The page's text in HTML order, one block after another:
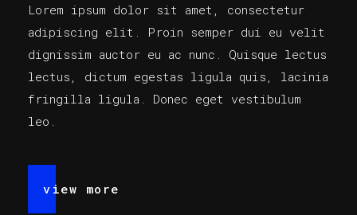
Lorem ipsum dolor sit amet, consectetur
adipiscing elit. Proin semper dui eu velit
dignissim auctor eu ac nunc. Quisque lectus
lectus, dictum egestas ligula quis, lacinia
fringilla ligula. Donec eget vestibulum
leo.
view more